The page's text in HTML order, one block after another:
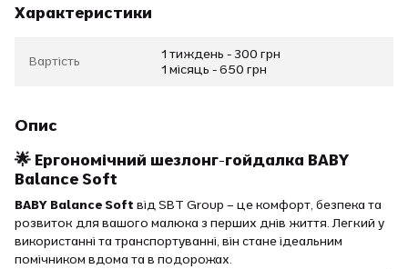
Характеристики
Вартість
1 тиждень - 300 грн
1 місяць - 650 грн
Опис
🌟 Ергономічний шезлонг-гойдалка BABY
Balance Soft
BABY Balance Soft від SBT Group – це комфорт, безпека та
розвиток для вашого малюка з перших днів життя. Легкий у
використанні та транспортуванні, він стане ідеальним
помічником вдома та в подорожах.